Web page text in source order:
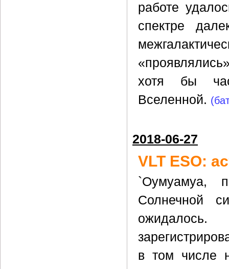
работе
спектре
хотя бы
Вселенной.
2018-06-27
VLT ESO:
`Оумуамуа,
Солнечной
в том числе